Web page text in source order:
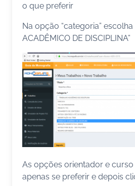
o que preferir
Na opção “categoria” escolha
ACADÊMICO DE DISCIPLINA”
As opções orientador e curso
apenas se preferir e depois